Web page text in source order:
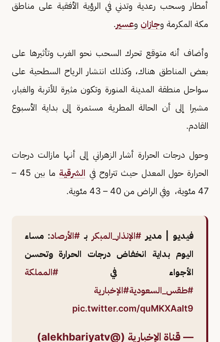
أمطار وسحب رعدية وتدني في الرؤية الأفقية على مناطق
مكة المكرمة وجازان وعسير.
وأضاف أنه متوقع تحرك السحب نحو الغرب وتأثيرها على
بعض المناطق هناك، وكذلك انتشار الرياح السطحية على
سواحل منطقة المدينة المنورة وتكون مثيرة للأتربة والغبار،
مشيرا إلى أن الحالة المطرية مستمرة إلى بداية الأسبوع
القادم.
وحول درجات الحرارة أشار الزهراني إلى أنها مازالت درجات
الحرارة حول المعدل حيث تتراوح في الشرقية
ما بين 45 –
47 مئوية، وفي الراض من 40 – 43 مئوية.
فيديو | مدير #الإنذار_المبكر بـ #الأرصاد: مساء
اليوم بداية انخفاض درجات الحرارة وتحسن
الأجواء في #المملكة
#طقس_السعودية#الإخبارية
pic.twitter.com/quMKXAaIt9
— قناة الإخبارية (@alekhbariyatv)